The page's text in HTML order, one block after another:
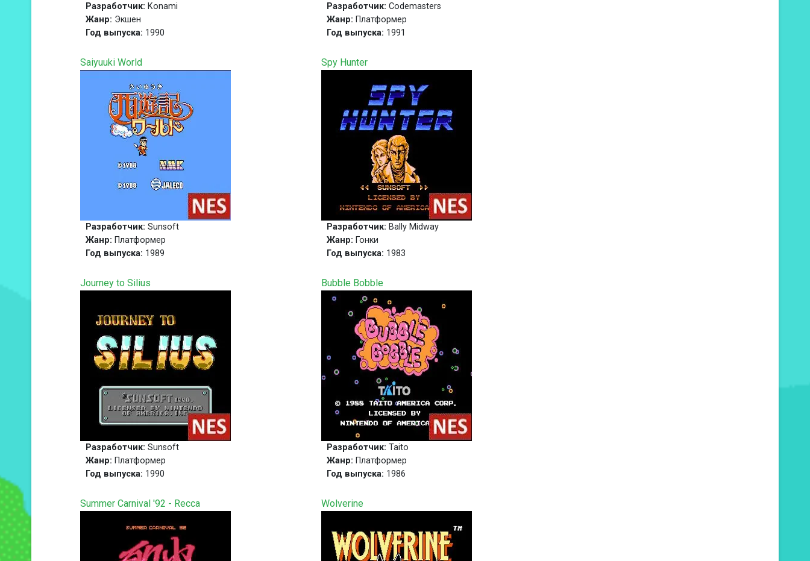
Разработчик: Konami
Жанр: Экшен
Год выпуска: 1990
Разработчик: Codemasters
Жанр: Платформер
Год выпуска: 1991
Saiyuuki World
Разработчик: Sunsoft
Жанр: Платформер
Год выпуска: 1989
Spy Hunter
Разработчик: Bally Midway
Жанр: Гонки
Год выпуска: 1983
Journey to Silius
Разработчик: Sunsoft
Жанр: Платформер
Год выпуска: 1990
Bubble Bobble
Разработчик: Taito
Жанр: Платформер
Год выпуска: 1986
Summer Carnival '92 - Recca Wolverine